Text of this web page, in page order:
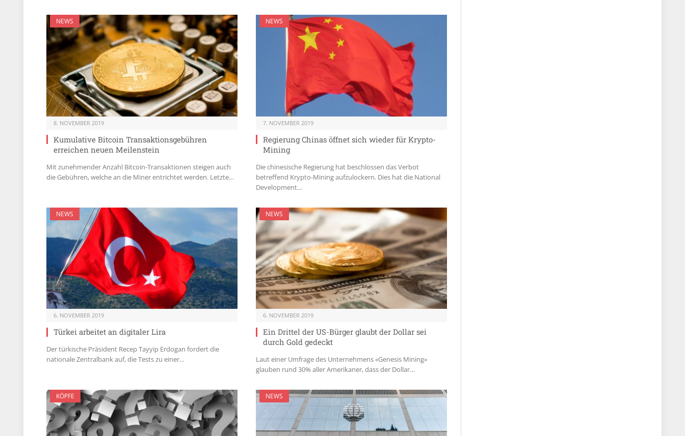
NEWS
8. NOVEMBER 2019
Kumulative Bitcoin Transaktionsgebühren
erreichen neuen Meilenstein
Mit zunehmender Anzahl Bitcoin-Transaktionen steigen auch
die Gebühren, welche an die Miner entrichtet werden. Letzte…
NEWS
7. NOVEMBER 2019
Regierung Chinas öffnet sich wieder für Krypto-
Mining
Die chinesische Regierung hat beschlossen das Verbot
betreffend Krypto-Mining aufzulockern. Dies hat die National
Development…
NEWS
6. NOVEMBER 2019
Türkei arbeitet an digitaler Lira
Der türkische Präsident Recep Tayyip Erdogan fordert die
nationale Zentralbank auf, die Tests zu einer…
NEWS
6. NOVEMBER 2019
Ein Drittel der US-Bürger glaubt der Dollar sei
durch Gold gedeckt
Laut einer Umfrage des Unternehmens «Genesis Mining»
glauben rund 30% aller Amerikaner, dass der Dollar…
KÖPFE NEWS